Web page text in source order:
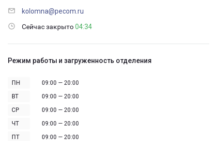
kolomna@pecom.ru
Сейчас закрыто04:34
Режим работы и загруженность отделения
ПН
09:00 — 20:00
ВТ
09:00 — 20:00
СР
09:00 — 20:00
ЧТ
09:00 — 20:00
ПТ
09:00 — 20:00